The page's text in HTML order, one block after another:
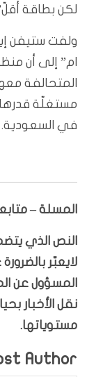
لكن بطاقة
ولفت ستيفن
ام” إلى أن
المتحالفة
في السعودية.
المسلة –
النص الذي
لايعبّر
المسؤول عن
نقل الأخبار
مستوياتها.
Author